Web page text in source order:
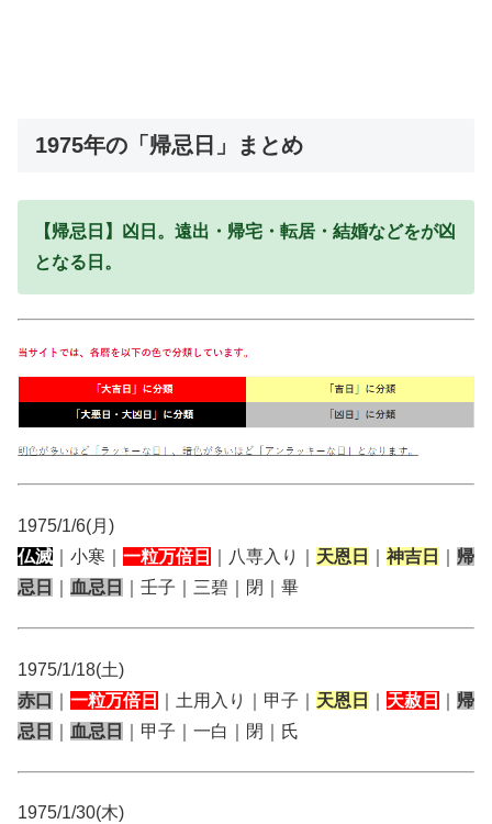
1975年の「帰忌日」まとめ
【帰忌日】凶日。遠出・帰宅・転居・結婚などをが凶
となる日。
1975/1/6(月)
仏滅 ｜小寒｜ 一粒万倍日 ｜八専入り｜ 天恩日 神吉日
帰
忌日
血忌日 ｜壬子｜三碧｜閉｜畢
1975/1/18(土)
赤口
一粒万倍日 ｜土用入り｜甲子｜ 天恩日 天赦日
帰
忌日
血忌日 ｜甲子｜一白｜閉｜氏
1975/1/30(木)